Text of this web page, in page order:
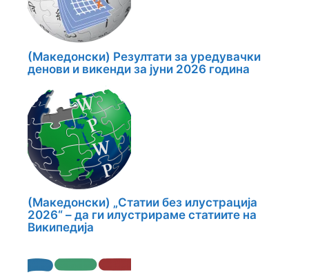
(Македонски) Резултати за уредувачки
денови и викенди за јуни 2026 година
(Македонски) „Статии без илустрација
2026“ – да ги илустрираме статиите на
Википедија